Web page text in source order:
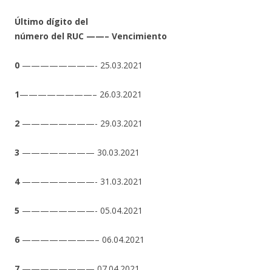
Último dígito del
número del RUC ——– Vencimiento
0 ————————- 25.03.2021
1————————– 26.03.2021
2 ————————- 29.03.2021
3 ———————— 30.03.2021
4————————- 31.03.2021
5 ————————- 05.04.2021
6 ————————– 06.04.2021